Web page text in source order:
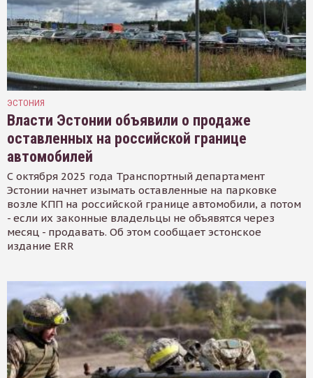
ЭСТОНИЯ
Власти Эстонии объявили о продаже
оставленных на российской границе
автомобилей
С октября 2025 года Транспортный департамент
Эстонии начнет изымать оставленные на парковке
возле КПП на российской границе автомобили, а потом
- если их законные владельцы не объявятся через
месяц - продавать. Об этом сообщает эстонское
издание ERR